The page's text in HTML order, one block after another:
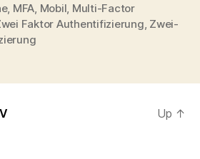
, MFA Mobil Multi-Factor
Faktor Authentifizierung Zwei-
Up ↑